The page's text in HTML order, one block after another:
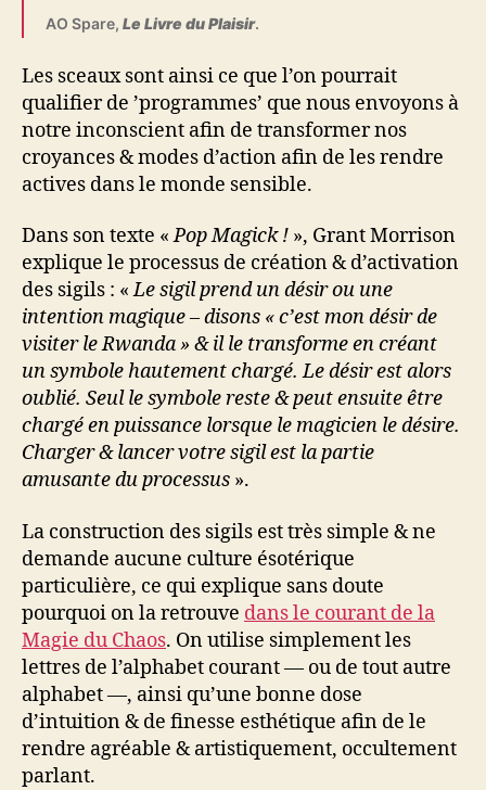
AO Spare, Le Livre du Plaisir.
Les sceaux sont ainsi ce que l’on pourrait
qualifier de ’programmes’ que nous envoyons à
notre inconscient afin de transformer nos
croyances & modes d’action afin de les rendre
actives dans le monde sensible.
Dans son texte «Pop Magick ! », Grant Morrison
explique le processus de création & d’activation
des sigils : «Le sigil prend un désir ou une
intention magique – disons « c’est mon désir de
visiter le Rwanda » & il le transforme en créant
un symbole hautement chargé. Le désir est alors
oublié. Seul le symbole reste & peut ensuite être
chargé en puissance lorsque le magicien le désire.
Charger & lancer votre sigil est la partie
amusante du processus ».
La construction des sigils est très simple & ne
demande aucune culture ésotérique
particulière, ce qui explique sans doute
pourquoi on la retrouve dans le courant de la
Magie du Chaos. On utilise simplement les
lettres de l’alphabet courant — ou de tout autre
alphabet —, ainsi qu’une bonne dose
d’intuition & de finesse esthétique afin de le
rendre agréable & artistiquement, occultement
parlant.